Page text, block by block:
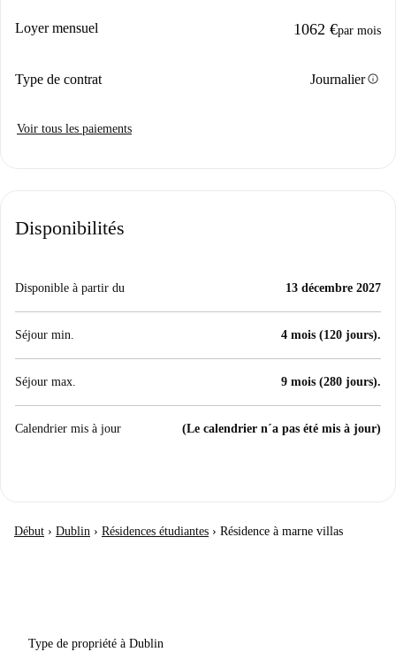
Loyer mensuel 1062 €par mois
Type de contrat Journalierinfo
Voir tous les paiements
Disponibilités
Disponible à partir du 13 décembre 2027
Séjour min. 4 mois (120 jours).
Séjour max. 9 mois (280 jours).
Calendrier mis à jour (Le calendrier n´a pas été mis à jour)
Début › Dublin › Résidences étudiantes › Résidence à marne villas
Type de propriété à Dublin